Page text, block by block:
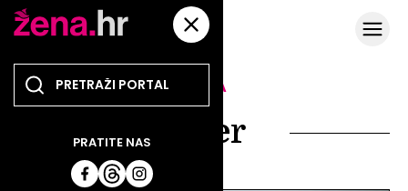
PRATITE NAS
TEMA
šećer